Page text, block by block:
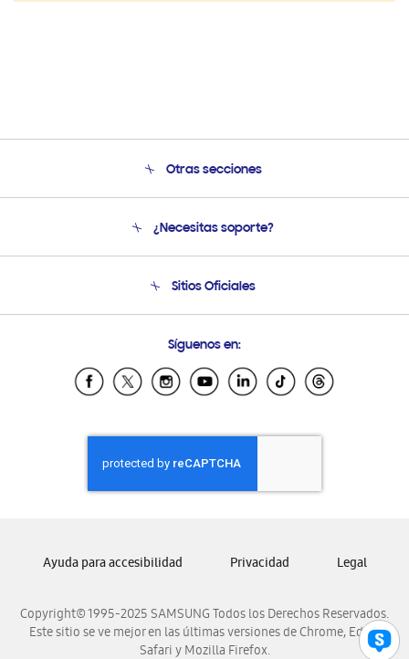
Otras secciones
Soporte
Seguimiento de tu pedido
¿Necesitas soporte?
Soporte vía eMail
Sitios Oficiales
Samsung Ecuador
Samsung El Salvador
Samsung Honduras
Samsung Nicaragua
Samsung Panamá
Samsung Venezuela
Síguenos en:
Copyright© 1995-2025 SAMSUNG Todos los Derechos Reservados.
Este sitio se ve mejor en las últimas versiones de Chrome, Edge,
Safari y Mozilla Firefox.
Ayuda para accesibilidad Privacidad Legal